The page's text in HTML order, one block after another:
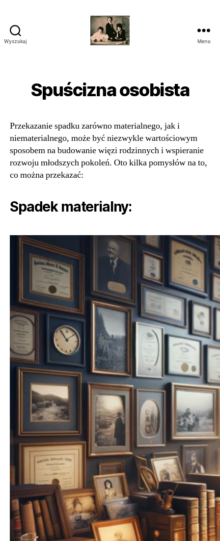
Wyszukaj
śródmieście
piaseczno
Menu
Spuścizna osobista
Przekazanie spadku zarówno materialnego, jak i
niematerialnego, może być niezwykle wartościowym
sposobem na budowanie więzi rodzinnych i wspieranie
rozwoju młodszych pokoleń. Oto kilka pomysłów na to,
co można przekazać:
Spadek materialny: